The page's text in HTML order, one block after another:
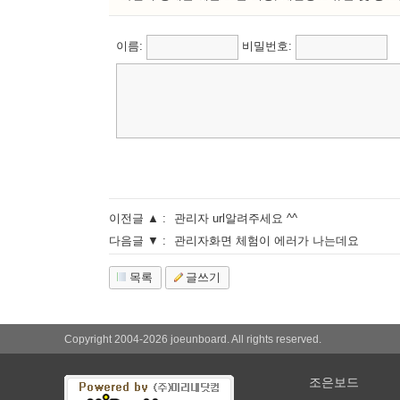
이름: 비밀번호:
이전글 ▲ :
관리자 url알려주세요 ^^
다음글 ▼ :
관리자화면 체험이 에러가 나는데요
목록 글쓰기
Copyright 2004-2026 joeunboard. All rights reserved.
조은보드